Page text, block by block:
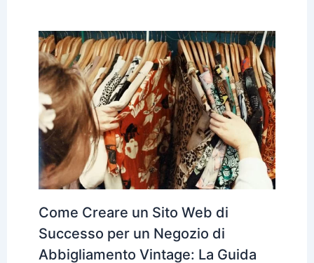
Come Creare un Sito Web di
Successo per un Negozio di
Abbigliamento Vintage: La Guida